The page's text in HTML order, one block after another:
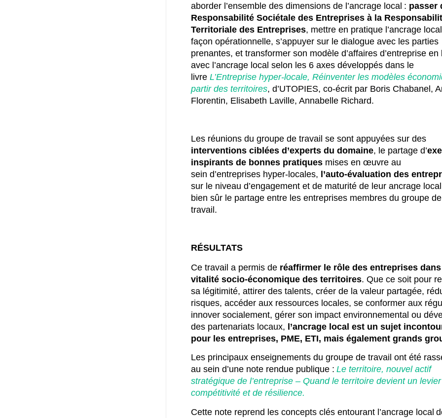
aborder l’ensemble des dimensions de l’ancrage local : passer
Responsabilité Sociétale des Entreprises à la
Territoriale des Entreprises, mettre en pratique l’ancrage
façon opérationnelle, s’appuyer sur le dialogue avec les parties
prenantes, et transformer son modèle d’affaires d’entreprise en
avec l’ancrage local selon les 6 axes développés dans le
livre L’Entreprise hyper-locale, Réinventer les modèles
partir des territoires, d’UTOPIES, co-écrit par Boris Chabanel,
Florentin, Elisabeth Laville, Annabelle Richard.
Les réunions du groupe de travail se sont appuyées sur des
interventions ciblées d’experts du domaine, le partage d’
inspirants de bonnes pratiques mises en œuvre au
sein d’entreprises hyper-locales, l’auto-évaluation des
sur le niveau d’engagement et de maturité de leur ancrage
bien sûr le partage entre les entreprises membres du groupe de
travail.
RÉSULTATS
Ce travail a permis de réaffirmer le rôle des entreprises
vitalité socio-économique des territoires. Que ce soit pour
sa légitimité, attirer des talents, créer de la valeur partagée,
risques, accéder aux ressources locales, se conformer aux
innover socialement, gérer son impact environnemental ou
des partenariats locaux, l’ancrage local est un sujet
pour les entreprises, PME, ETI, mais également grands
Les principaux enseignements du groupe de travail ont été
au sein d’une note rendue publique : Le territoire, nouvel actif
stratégique de l’entreprise – Quand le territoire devient un
compétitivité et de résilience.
Cette note reprend les concepts clés entourant l’ancrage local